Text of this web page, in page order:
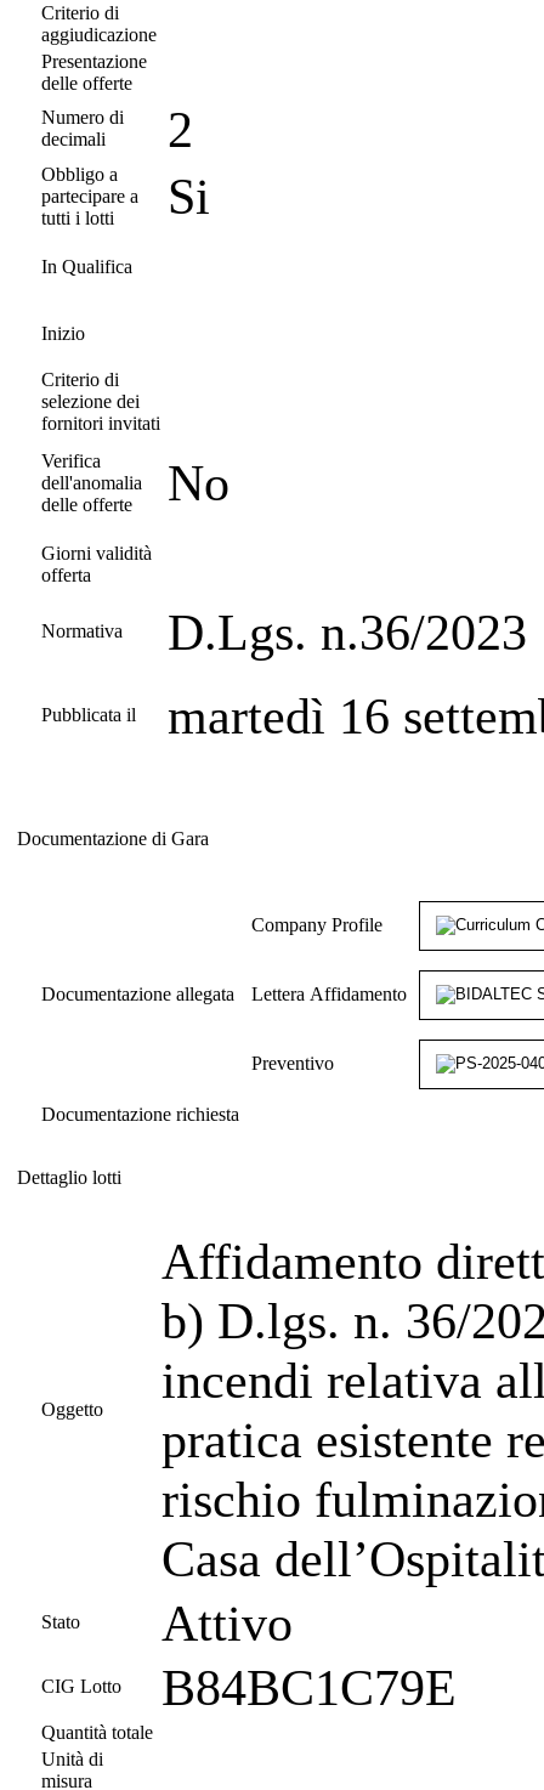
Criterio di
aggiudicazione
Presentazione
delle offerte
Numero di
decimali
2
Obbligo a
partecipare a
tutti i lotti
Si
In Qualifica
Inizio
Criterio di
selezione dei
fornitori invitati
Verifica
dell'anomalia
delle offerte
No
Giorni validità
offerta
Normativa D.Lgs. n.36/2023
Pubblicata il martedì 16
Documentazione di Gara
Documentazione allegata
Company Profile
Lettera Affidamento
Preventivo
Documentazione richiesta
Dettaglio lotti
Oggetto
Affidamento
b) D.lgs. n. 36/
incendi relativa
pratica esistente
rischio
Casa
Stato Attivo
CIG Lotto B84BC1C79E
Quantità totale
Unità di
misura